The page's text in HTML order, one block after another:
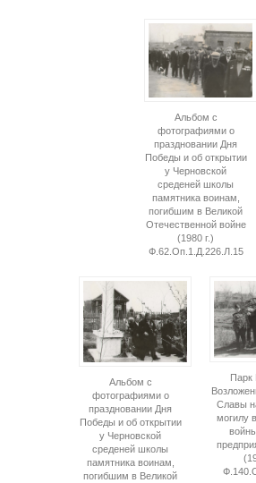
Альбом с
фотографиями о
праздновании Дня
Победы и об открытии
у Черновской
среденей школы
памятника воинам,
погибшим в Великой
Отечественной войне
(1980 г.)
Ф.62.Оп.1.Д.226.Л.15
Альбом с
фотографиями о
праздновании Дня
Победы и об открытии
у Черновской
среденей школы
памятника воинам,
погибшим в Великой
Парк
Славы
могилу